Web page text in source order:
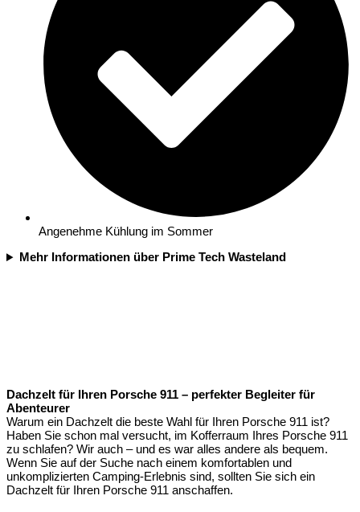
Angenehme Kühlung im Sommer
Mehr Informationen über Prime Tech Wasteland
Dachzelt für Ihren Porsche 911 – perfekter Begleiter für
Abenteurer
Warum ein Dachzelt die beste Wahl für Ihren Porsche 911 ist?
Haben Sie schon mal versucht, im Kofferraum Ihres Porsche 911
zu schlafen? Wir auch – und es war alles andere als bequem.
Wenn Sie auf der Suche nach einem komfortablen und
unkomplizierten Camping-Erlebnis sind, sollten Sie sich ein
Dachzelt für Ihren Porsche 911 anschaffen.